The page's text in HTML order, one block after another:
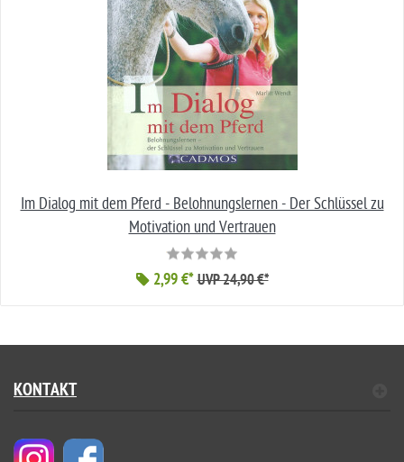
Im Dialog mit dem Pferd - Belohnungslernen - Der Schlüssel zu
Motivation und Vertrauen
2,99 €* UVP 24,90 €*
KONTAKT